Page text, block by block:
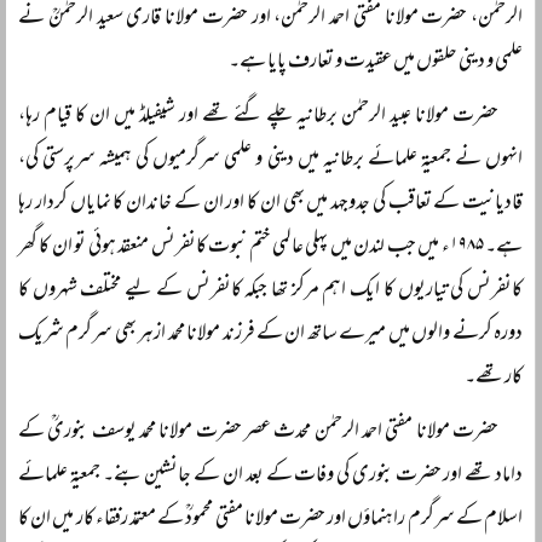
الرحمٰن، حضرت مولانا مفتی احمد الرحمٰن، اور حضرت مولانا قاری سعید الرحمٰنؒ نے
علمی و دینی حلقوں میں عقیدت و تعارف پایا ہے۔
حضرت مولانا عبید الرحمٰن برطانیہ چلے گئے تھے اور شیفیلڈ میں ان کا قیام رہا،
انہوں نے جمعیۃ علمائے برطانیہ میں دینی و علمی سرگرمیوں کی ہمیشہ سرپرستی کی،
قادیانیت کے تعاقب کی جدوجہد میں بھی ان کا اور ان کے خاندان کا نمایاں کردار رہا
ہے۔ ۱۹۸۵ء میں جب لندن میں پہلی عالمی ختم نبوت کانفرنس منعقد ہوئی تو ان کا گھر
کانفرنس کی تیاریوں کا ایک اہم مرکز تھا جبکہ کانفرنس کے لیے مختلف شہروں کا
دورہ کرنے والوں میں میرے ساتھ ان کے فرزند مولانا محمد ازہر بھی سرگرم شریک
کار تھے۔
حضرت مولانا مفتی احمد الرحمٰن محدث عصر حضرت مولانا محمد یوسف بنوریؒ کے
داماد تھے اور حضرت بنوری کی وفات کے بعد ان کے جانشین بنے۔ جمعیۃ علمائے
اسلام کے سرگرم راہنماؤں اور حضرت مولانا مفتی محمودؒ کے معتمد رفقاء کار میں ان کا